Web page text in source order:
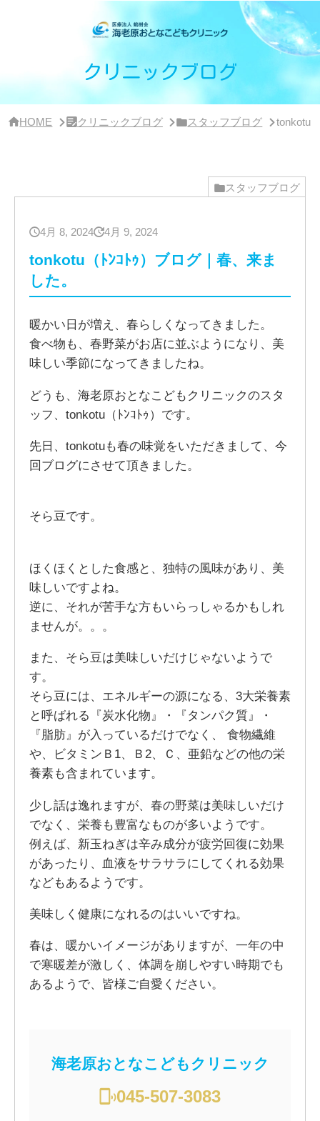
クリニックブログ
HOME クリニックブログ スタッフブログ tonkotu
スタッフブログ
4月 8, 2024 4月 9, 2024
tonkotu（ﾄﾝｺﾄｩ）ブログ｜春、来ま
した。
暖かい日が増え、春らしくなってきました。
食べ物も、春野菜がお店に並ぶようになり、美
味しい季節になってきましたね。
どうも、海老原おとなこどもクリニックのスタ
ッフ、tonkotu（ﾄﾝｺﾄｩ）です。
先日、tonkotuも春の味覚をいただきまして、今
回ブログにさせて頂きました。
そら豆です。
ほくほくとした食感と、独特の風味があり、美
味しいですよね。
逆に、それが苦手な方もいらっしゃるかもしれ
ませんが。。。
また、そら豆は美味しいだけじゃないようで
す。
そら豆には、エネルギーの源になる、3大栄養素
と呼ばれる『炭水化物』・『タンパク質』・
『脂肪』が入っているだけでなく、 食物繊維
や、ビタミンＢ1、Ｂ2、Ｃ、亜鉛などの他の栄
養素も含まれています。
少し話は逸れますが、春の野菜は美味しいだけ
でなく、栄養も豊富なものが多いようです。
例えば、新玉ねぎは辛み成分が疲労回復に効果
があったり、血液をサラサラにしてくれる効果
などもあるようです。
美味しく健康になれるのはいいですね。
春は、暖かいイメージがありますが、一年の中
で寒暖差が激しく、体調を崩しやすい時期でも
あるようで、皆様ご自愛ください。
海老原おとなこどもクリニック
045-507-3083